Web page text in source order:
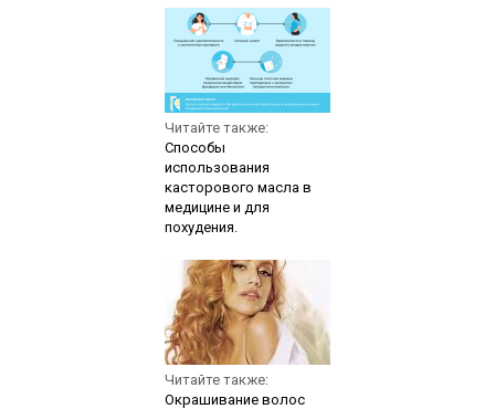
Читайте также:
Способы
использования
касторового масла в
медицине и для
похудения.
Читайте также:
Окрашивание волос